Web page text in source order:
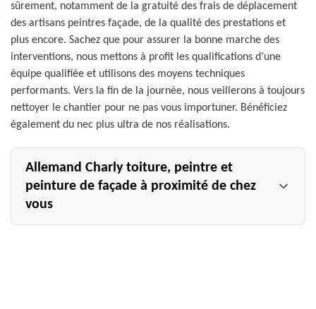
sûrement, notamment de la gratuité des frais de déplacement
des artisans peintres façade, de la qualité des prestations et
plus encore. Sachez que pour assurer la bonne marche des
interventions, nous mettons à profit les qualifications d’une
équipe qualifiée et utilisons des moyens techniques
performants. Vers la fin de la journée, nous veillerons à toujours
nettoyer le chantier pour ne pas vous importuner. Bénéficiez
également du nec plus ultra de nos réalisations.
Allemand Charly toiture, peintre et
peinture de façade à proximité de chez
vous